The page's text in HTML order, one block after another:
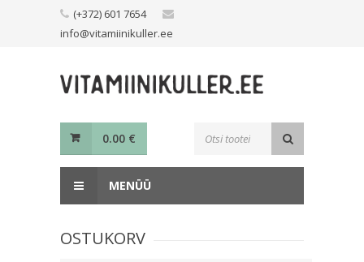
(+372) 601 7654
info@vitamiinikuller.ee
0.00 €
MENÜÜ
OSTUKORV